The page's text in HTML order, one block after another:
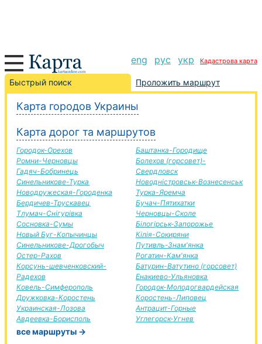
eng рус укр Кадастрова карта
Быстрый поиск Проложить маршрут
Карта городов Украины
Карта дорог та маршрутов
Городок-Орехов
Ромни-Черновцы
Гадяч-Бобринець
Синельникове-Турка
Новодружеская-Городенка
Бердичев-Трускавец
Тлумач-Снігурівка
Сосновка-Сумы
Новый Буг-Копычинцы
Синельникове-Дрогобыч
Остер-Рахов
Корсунь-шевченковский-
Радехов
Ковель-Симферополь
Дружковка-Коростень
Украинская-Лозова
Авдеевка-Борисполь
Баштанка-Городище
Болехов (горсовет)-
Свердловск
Новодністровськ-Вознесенськ
Турка-Яремча
Бучач-Пятихатки
Черновцы-Сколе
Білогірськ-Запорожье
Кілія-Сокиряни
Путивль-Знам'янка
Рогатин-Кам'янка
Батурин-Ватутино (горсовет)
Енакиево-Ульяновка
Городок-Молодогвардейская
Коростень-Липовец
Антрацит-Горные
Углегорск-Угнев
все маршруты →
Самбор-Галич дорога, маршрут Самбор-Галич,
автомобильная дорога
+
−